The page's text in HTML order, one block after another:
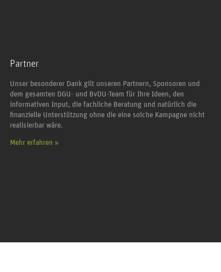
Partner
Unser besonderer Dank gilt unseren Partnern, Sponsoren und
dem gesamten DGU- und BvDU-Team für Ihre Ideen, den
informativen Input, die fachliche Beratung und natürlich die
finanzielle Unterstützung ohne die eine solche Kampagne nicht
realisierbar wäre.
Mehr erfahren »